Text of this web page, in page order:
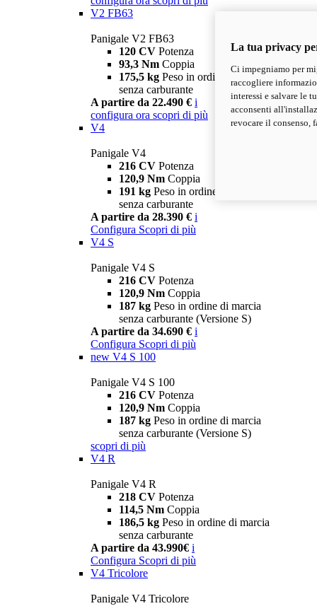
V2 FB63
Panigale V2 FB63
120 CV Potenza
93,3 Nm Coppia
175,5 kg Peso in ordine di marcia
senza carburante
A partire da 22.490 € i
configura ora scopri di più
V4
Panigale V4
216 CV Potenza
120,9 Nm Coppia
191 kg Peso in ordine di marcia
senza carburante
A partire da 28.390 € i
Configura Scopri di più
V4 S
Panigale V4 S
216 CV Potenza
120,9 Nm Coppia
187 kg Peso in ordine di marcia
senza carburante (Versione S)
A partire da 34.690 € i
Configura Scopri di più
new V4 S 100
Panigale V4 S 100
216 CV Potenza
120,9 Nm Coppia
187 kg Peso in ordine di marcia
senza carburante (Versione S)
scopri di più
V4 R
Panigale V4 R
218 CV Potenza
114,5 Nm Coppia
186,5 kg Peso in ordine di marcia
senza carburante
A partire da 43.990€ i
Configura Scopri di più
V4 Tricolore
Panigale V4 Tricolore
La tua privacy
Ci impegniamo per
raccogliere
interessi e salvare le
acconsenti
revocare il consenso,